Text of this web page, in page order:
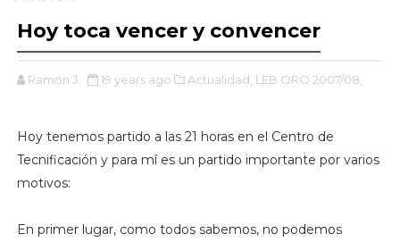
Hoy toca vencer y convencer
Ramón J. 19 years ago Actualidad, LEB ORO 2007/08,
Hoy tenemos partido a las 21 horas en el Centro de
Tecnificación y para mí es un partido importante por varios
motivos:
En primer lugar, como todos sabemos, no podemos